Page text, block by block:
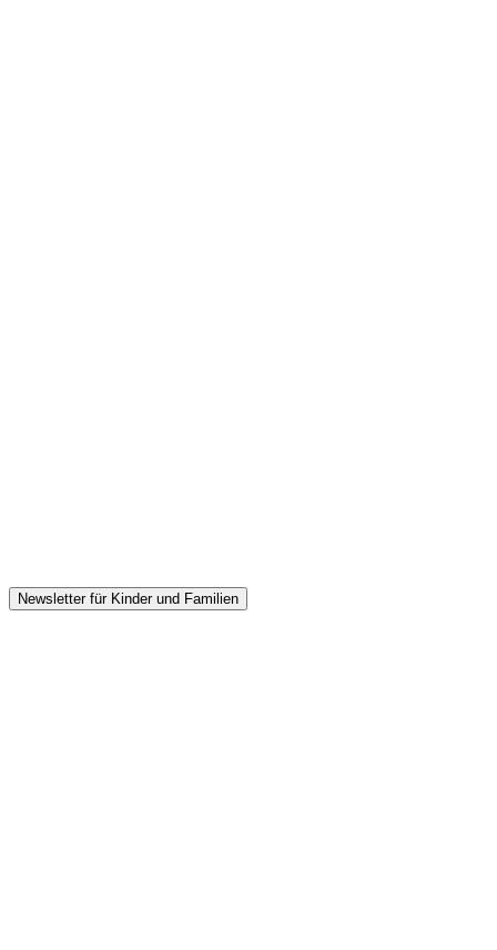
Newsletter für Kinder und Familien